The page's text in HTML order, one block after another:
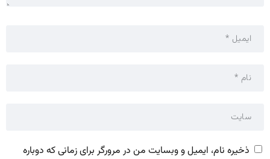
ذخیره نام، ایمیل و وبسایت من در مرورگر برای زمانی که دوباره